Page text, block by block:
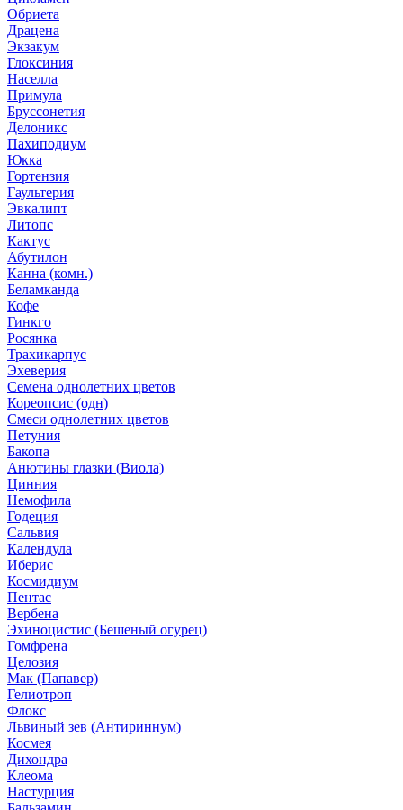
Обриета
Драцена
Экзакум
Глоксиния
Населла
Примула
Бруссонетия
Делоникс
Пахиподиум
Юкка
Гортензия
Гаультерия
Эвкалипт
Литопс
Кактус
Абутилон
Канна (комн.)
Беламканда
Кофе
Гинкго
Росянка
Трахикарпус
Эхеверия
Семена однолетних цветов
Кореопсис (одн)
Смеси однолетних цветов
Петуния
Бакопа
Анютины глазки (Виола)
Цинния
Немофила
Годеция
Сальвия
Календула
Иберис
Космидиум
Пентас
Вербена
Эхиноцистис (Бешеный огурец)
Гомфрена
Целозия
Мак (Папавер)
Гелиотроп
Флокс
Львиный зев (Антириннум)
Космея
Дихондра
Клеома
Настурция